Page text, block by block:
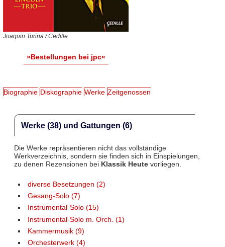
Joaquin Turina / Cedille
»Bestellungen bei jpc«
Biographie Diskographie Werke Zeitgenossen
Werke (38) und Gattungen (6)
Die Werke repräsentieren nicht das vollständige
Werkverzeichnis, sondern sie finden sich in Einspielungen,
zu denen Rezensionen bei Klassik Heutevorliegen.
diverse Besetzungen (2)
Gesang-Solo (7)
Instrumental-Solo (15)
Instrumental-Solo m. Orch. (1)
Kammermusik (9)
Orchesterwerk (4)